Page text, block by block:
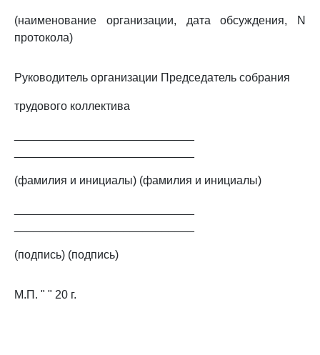
(наименование организации, дата обсуждения, N
протокола)
Руководитель организации Председатель собрания
трудового коллектива
(фамилия и инициалы) (фамилия и инициалы)
(подпись) (подпись)
М.П. " " 20 г.